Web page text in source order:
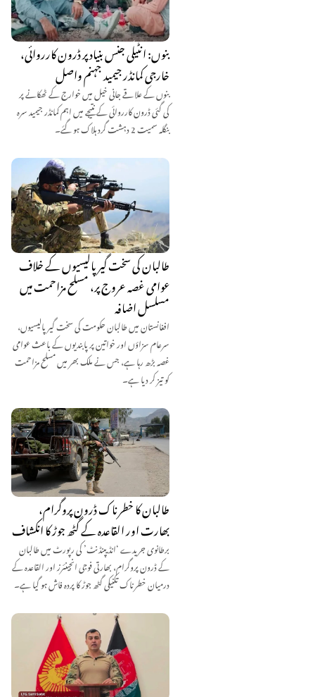
بنوں: انٹیلی جنس بنیاد پر ڈرون کارروائی،
خارجی کمانڈر جیمید جہنم واصل
بنوں کے علاقے جانی خیل میں خوارج کے ٹھکانے پر
کی گئی ڈرون کارروائی کے نتیجے میں اہم کمانڈر جیمید سرہ
بنگلہ سمیت 2 دہشت گرد ہلاک ہو گئے۔
طالبان کی سخت گیر پالیسیوں کے خلاف
عوامی غصہ عروج پر، مسلح مزاحمت میں
مسلسل اضافہ
افغانستان میں طالبان حکومت کی سخت گیر پالیسیوں،
سرعام سزاؤں اور خواتین پر پابندیوں کے باعث عوامی
غصہ بڑھ رہا ہے، جس نے ملک بھر میں مسلح مزاحمت
کو تیز کر دیا ہے۔
طالبان کا خطرناک ڈرون پروگرام،
بھارت اور القاعدہ کے گٹھ جوڑ کا انکشاف
برطانوی جریدے ‘انڈیپنڈنٹ’ کی رپورٹ میں طالبان
کے ڈرون پروگرام، بھارتی فوجی انجینئرز اور القاعدہ کے
درمیان خطرناک تکنیکی گٹھ جوڑ کا پردہ فاش ہو گیا ہے۔